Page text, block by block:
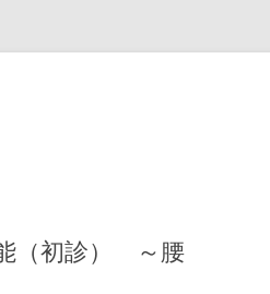
（初診） ～腰